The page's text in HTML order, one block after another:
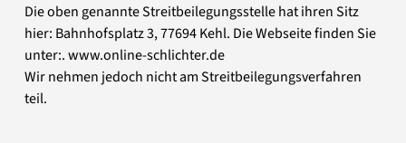
Die oben genannte Streitbeilegungsstelle hat ihren Sitz
hier: Bahnhofsplatz 3, 77694 Kehl. Die Webseite finden Sie
unter:. www.online-schlichter.de
Wir nehmen jedoch nicht am Streitbeilegungsverfahren
teil.